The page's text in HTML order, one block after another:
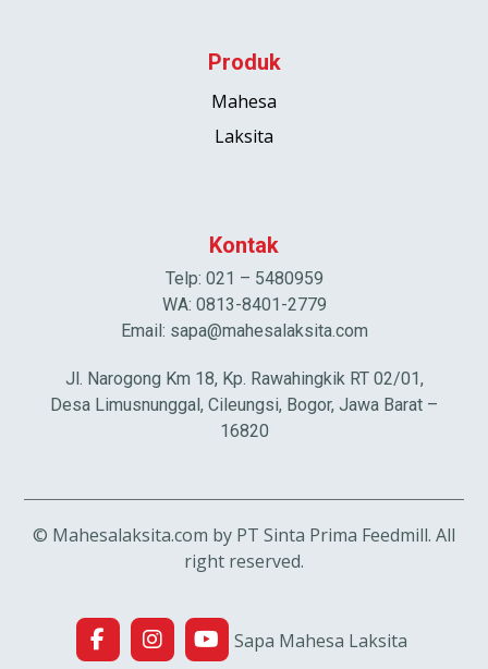
Produk
Mahesa
Laksita
Kontak
Telp: 021 – 5480959
WA: 0813-8401-2779
Email: sapa@mahesalaksita.com
Jl. Narogong Km 18, Kp. Rawahingkik RT 02/01,
Desa Limusnunggal, Cileungsi, Bogor, Jawa Barat –
16820
© Mahesalaksita.com by PT Sinta Prima Feedmill. All
right reserved.
Sapa Mahesa Laksita